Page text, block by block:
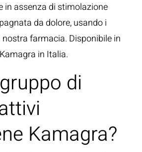
in assenza di stimolazione
da dolore, usando i
farmacia. Disponibile in
in Italia.
di
Kamagra?